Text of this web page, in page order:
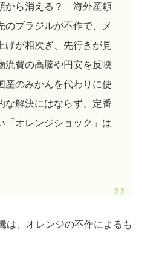
から消える？ 海外産頼
のブラジルが不作で、メ
げが相次ぎ、先行きが見
流費の高騰や円安を反映
産のみかんを代わりに使
な解決にはならず、定番
「オレンジショック」は
は、オレンジの不作によるも